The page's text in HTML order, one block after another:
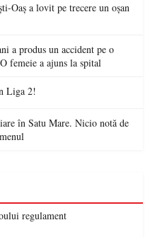
Oaș a lovit pe trecere un oșan
a produs un accident pe o
femeie a ajuns la spital
Liga 2!
în Satu Mare. Nicio notă de
regulament